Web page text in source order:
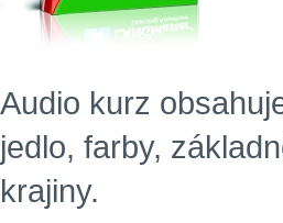
Audio kurz
jedlo, farby,
krajiny.